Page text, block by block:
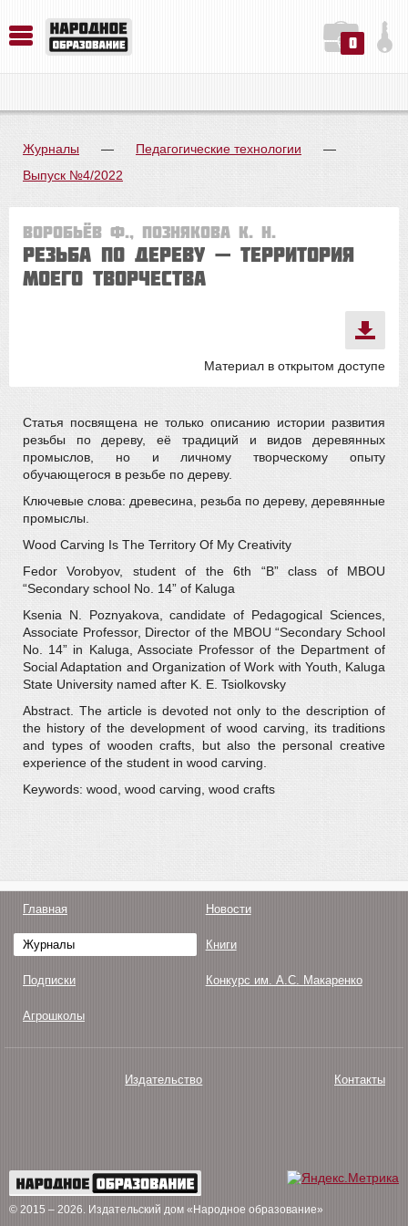
0
Журналы — Педагогические технологии
—
Выпуск №4/2022
Воробьёв Ф., Познякова К. Н.
Резьба по дереву — территория
моего творчества
Материал в открытом доступе
Статья посвящена не только описанию истории развития
резьбы по дереву, её традиций и видов деревянных
промыслов, но и личному творческому опыту
обучающегося в резьбе по дереву.
Ключевые слова: древесина, резьба по дереву, деревянные
промыслы.
Wood Carving Is The Territory Of My Creativity
Fedor Vorobyov, student of the 6th “B” class of MBOU
“Secondary school No. 14” of Kaluga
Ksenia N. Poznyakova, candidate of Pedagogical Sciences,
Associate Professor, Director of the MBOU “Secondary School
No. 14” in Kaluga, Associate Professor of the Department of
Social Adaptation and Organization of Work with Youth, Kaluga
State University named after K. E. Tsiolkovsky
Abstract. The article is devoted not only to the description of
the history of the development of wood carving, its traditions
and types of wooden crafts, but also the personal creative
experience of the student in wood carving.
Keywords: wood, wood carving, wood crafts
Главная Новости
Журналы Книги
Подписки Конкурс им. А.С. Макаренко
Агрошколы
Издательство Контакты
© 2015 – 2026. Издательский дом «Народное образование»